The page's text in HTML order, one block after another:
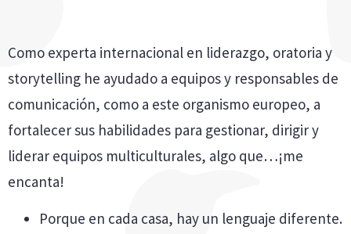
Como experta internacional en liderazgo, oratoria y
storytelling he ayudado a equipos y responsables de
comunicación, como a este organismo europeo, a
fortalecer sus habilidades para gestionar, dirigir y
liderar equipos multiculturales, algo que…¡me
encanta!
Porque en cada casa, hay un lenguaje diferente.